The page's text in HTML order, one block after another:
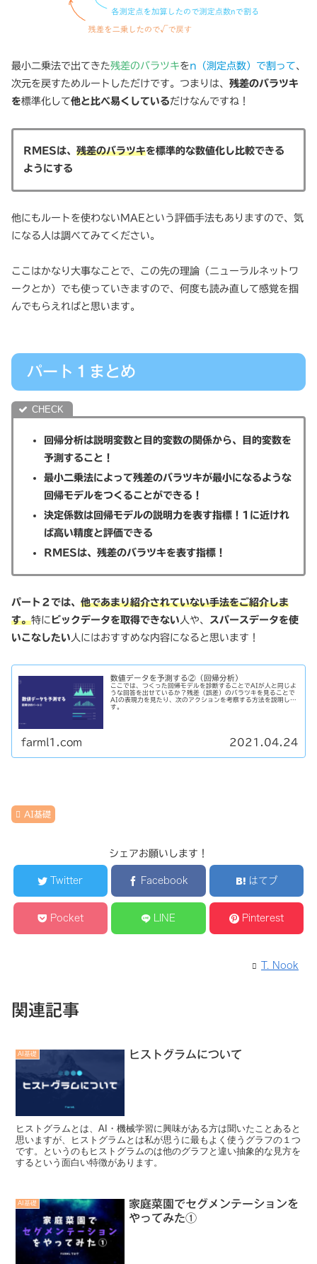
最小二乗法で出てきた残差のバラツキをn（測定点数）で割って、
次元を戻すためルートしただけです。つまりは、 残差のバラツキ
を標準化して他と比べ易くしているだけなんですね！
RMESは、 残差のバラツキを標準的な数値化し比較できる
ようにする
他にもルートを使わないMAEという評価手法もありますので、気
になる人は調べてみてください。
ここはかなり大事なことで、この先の理論（ニューラルネットワ
ークとか）でも使っていきますので、何度も読み直して感覚を掴
んでもらえればと思います。
パート１まとめ
回帰分析は説明変数と目的変数の関係から、目的変数を
予測すること！
最小二乗法によって残差のバラツキが最小になるような
回帰モデルをつくることができる！
決定係数は回帰モデルの説明力を表す指標！1に近けれ
ば高い精度と評価できる
RMESは、残差のバラツキを表す指標！
パート２では、 他であまり紹介されていない手法をご紹介しま
す。特に ビックデータを取得できない 人や、
スパースデータを使
いこなしたい 人にはおすすめな内容になると思います！
数値データを予測する②（回帰分析）
ここでは、つくった回帰モデルを診断することでAIが人と同じよ
うな回答を出せているか？残差（誤差）のバラツキを見ることで
AIの表現力を見たり、次のアクションを考察する方法を説明しま
す。
farml1.com 2021.04.24
AI基礎
シェアお願いします！
Twitter Facebook はてブ
Pocket LINE Pinterest
T. Nook
関連記事
AI基礎 ヒストグラムについて
ヒストグラムとは、AI・機械学習に興味がある方は聞いたことあると
思いますが、ヒストグラムとは私が思うに最もよく使うグラフの１つ
です。というのもヒストグラムのは他のグラフと違い抽象的な見方を
するという面白い特徴があります。
AI基礎
家庭菜園でセグメンテーションを
やってみた①